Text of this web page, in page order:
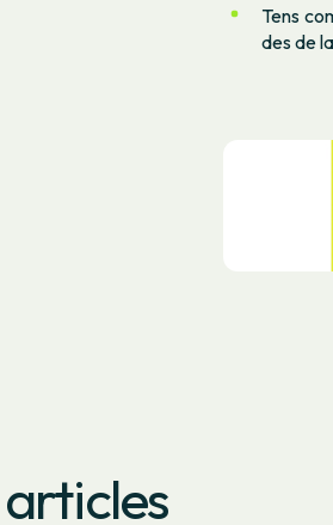
Tens
des de